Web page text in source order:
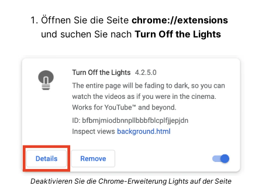
Öffnen Sie die Seite chrome://extensions
und suchen Sie nach Turn Off the Lights
Deaktivieren Sie die Chrome-Erweiterung Lights auf der Seite